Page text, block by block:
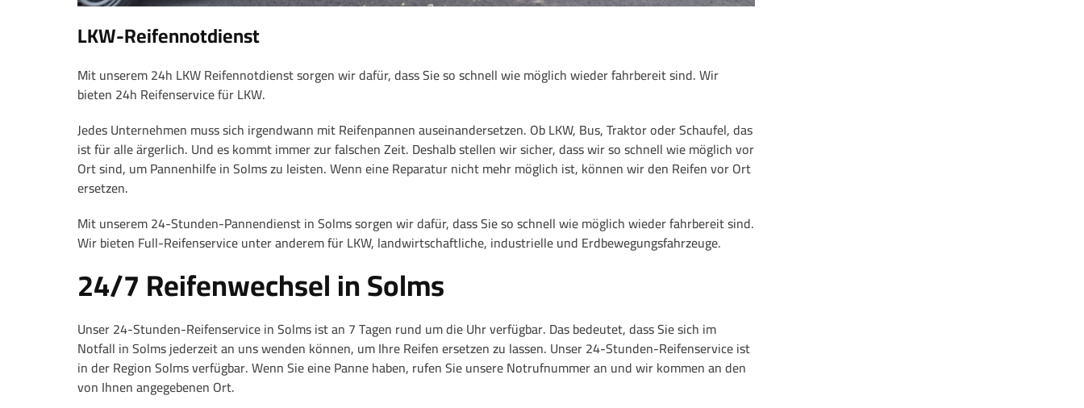
LKW-Reifennotdienst
Mit unserem 24h LKW Reifennotdienst sorgen wir dafür, dass Sie so schnell wie möglich wieder fahrbereit sind. Wir
bieten 24h Reifenservice für LKW.
Jedes Unternehmen muss sich irgendwann mit Reifenpannen auseinandersetzen. Ob LKW, Bus, Traktor oder Schaufel, das
ist für alle ärgerlich. Und es kommt immer zur falschen Zeit. Deshalb stellen wir sicher, dass wir so schnell wie möglich vor
Ort sind, um Pannenhilfe in Solms zu leisten. Wenn eine Reparatur nicht mehr möglich ist, können wir den Reifen vor Ort
ersetzen.
Mit unserem 24-Stunden-Pannendienst in Solms sorgen wir dafür, dass Sie so schnell wie möglich wieder fahrbereit sind.
Wir bieten Full-Reifenservice unter anderem für LKW, landwirtschaftliche, industrielle und Erdbewegungsfahrzeuge.
24/7 Reifenwechsel in Solms
Unser 24-Stunden-Reifenservice in Solms ist an 7 Tagen rund um die Uhr verfügbar. Das bedeutet, dass Sie sich im
Notfall in Solms jederzeit an uns wenden können, um Ihre Reifen ersetzen zu lassen. Unser 24-Stunden-Reifenservice ist
in der Region Solms verfügbar. Wenn Sie eine Panne haben, rufen Sie unsere Notrufnummer an und wir kommen an den
von Ihnen angegebenen Ort.